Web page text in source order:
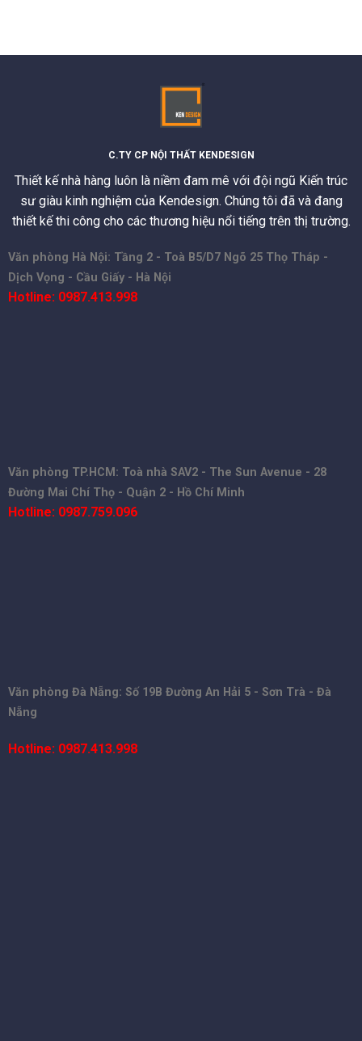
C.TY CP NỘI THẤT KENDESIGN
Thiết kế nhà hàng luôn là niềm đam mê với đội ngũ Kiến trúc
sư giàu kinh nghiệm của Kendesign. Chúng tôi đã và đang
thiết kế thi công cho các thương hiệu nổi tiếng trên thị trường.
Văn phòng Hà Nội: Tầng 2 - Toà B5/D7 Ngõ 25 Thọ Tháp -
Dịch Vọng - Cầu Giấy - Hà Nội
Hotline: 0987.413.998
Văn phòng TP.HCM: Toà nhà SAV2 - The Sun Avenue - 28
Đường Mai Chí Thọ - Quận 2 - Hồ Chí Minh
Hotline: 0987.759.096
Văn phòng Đà Nẵng: Số 19B Đường An Hải 5 - Sơn Trà - Đà
Nẵng
Hotline: 0987.413.998